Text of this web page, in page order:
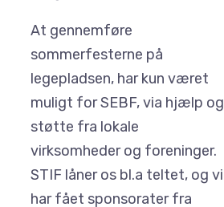
At gennemføre
sommerfesterne på
legepladsen, har kun været
muligt for SEBF, via hjælp og
støtte fra lokale
virksomheder og foreninger.
STIF låner os bl.a teltet, og vi
har fået sponsorater fra